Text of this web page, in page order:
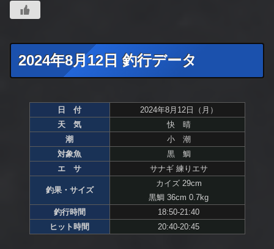
2024年8月12日 釣行データ
日 付
2024年8月12日（月）
天 気
快 晴
潮
小 潮
対象魚
黒 鯛
エ サ
サナギ 練りエサ
釣果・サイズ
カイズ 29cm
黒鯛 36cm 0.7kg
釣行時間
18:50-21:40
ヒット時間
20:40-20:45